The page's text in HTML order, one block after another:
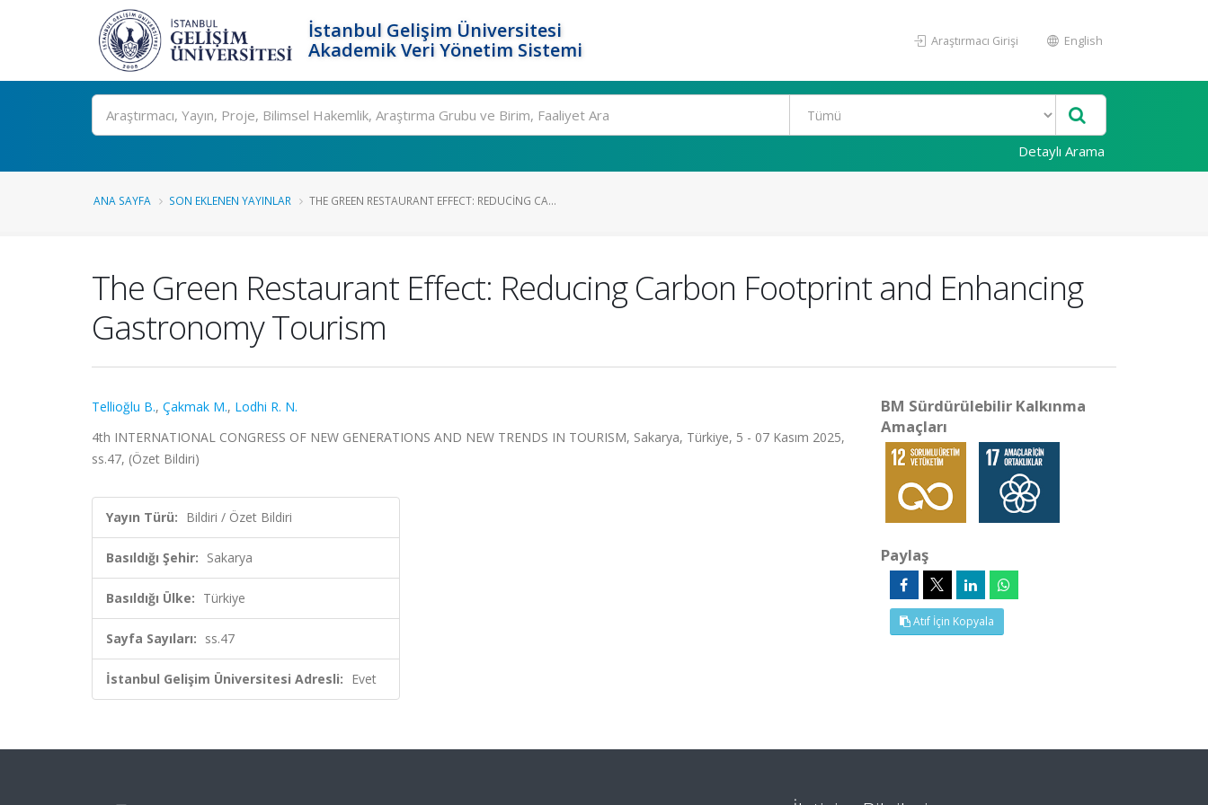
İstanbul Gelişim Üniversitesi
Akademik Veri Yönetim Sistemi
Araştırmacı Girişi English
Ara
Detaylı Arama
ANA SAYFA SON EKLENEN YAYINLAR THE GREEN RESTAURANT EFFECT: REDUCING CA...
The Green Restaurant Effect: Reducing Carbon Footprint and Enhancing
Gastronomy Tourism
Tellioğlu B., Çakmak M., Lodhi R. N.
4th INTERNATIONAL CONGRESS OF NEW GENERATIONS AND NEW TRENDS IN TOURISM, Sakarya, Türkiye, 5 - 07 Kasım 2025,
ss.47, (Özet Bildiri)
Yayın Türü: Bildiri / Özet Bildiri
Basıldığı Şehir: Sakarya
Basıldığı Ülke: Türkiye
Sayfa Sayıları: ss.47
İstanbul Gelişim Üniversitesi Adresli: Evet
BM Sürdürülebilir Kalkınma
Amaçları
Paylaş
Atıf İçin Kopyala